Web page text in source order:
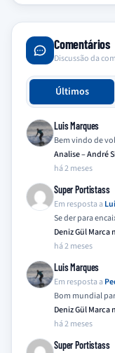
Comentários
Discussão da
Últimos
Luis Marques
Bem vindo de
Analise – André
há 2 meses
Super Portistass
Em resposta a
Se der para
Deniz Gül
há 2 meses
Luis Marques
Em resposta a
Bom mundial
Deniz Gül
há 2 meses
Super Portistass